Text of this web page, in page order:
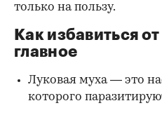
только на пользу.
Как избавиться
главное
Луковая муха — это
которого